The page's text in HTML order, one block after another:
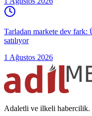
Tarladan markete dev fark:
satılıyor
1 Ağustos 2026
Adaletli ve ilkeli habercilik.